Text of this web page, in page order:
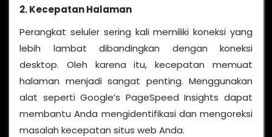
2. Kecepatan Halaman
Perangkat seluler sering kali memiliki koneksi yang
lebih lambat dibandingkan dengan koneksi
desktop. Oleh karena itu, kecepatan memuat
halaman menjadi sangat penting. Menggunakan
alat seperti Google’s PageSpeed Insights dapat
membantu Anda mengidentifikasi dan mengoreksi
masalah kecepatan situs web Anda.